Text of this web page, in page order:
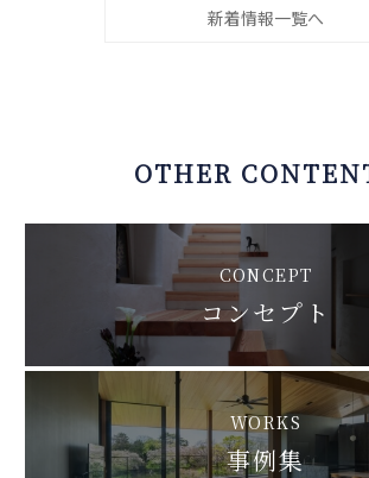
新着情報一覧へ
OTHER
CONCEPT
コンセプト
WORKS
事例集